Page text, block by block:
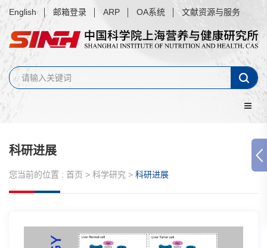
English 邮箱登录 ARP OA系统 文献资源与服务
科研进展
您当前的位置 : 首页 > 科学研究 > 科研进展